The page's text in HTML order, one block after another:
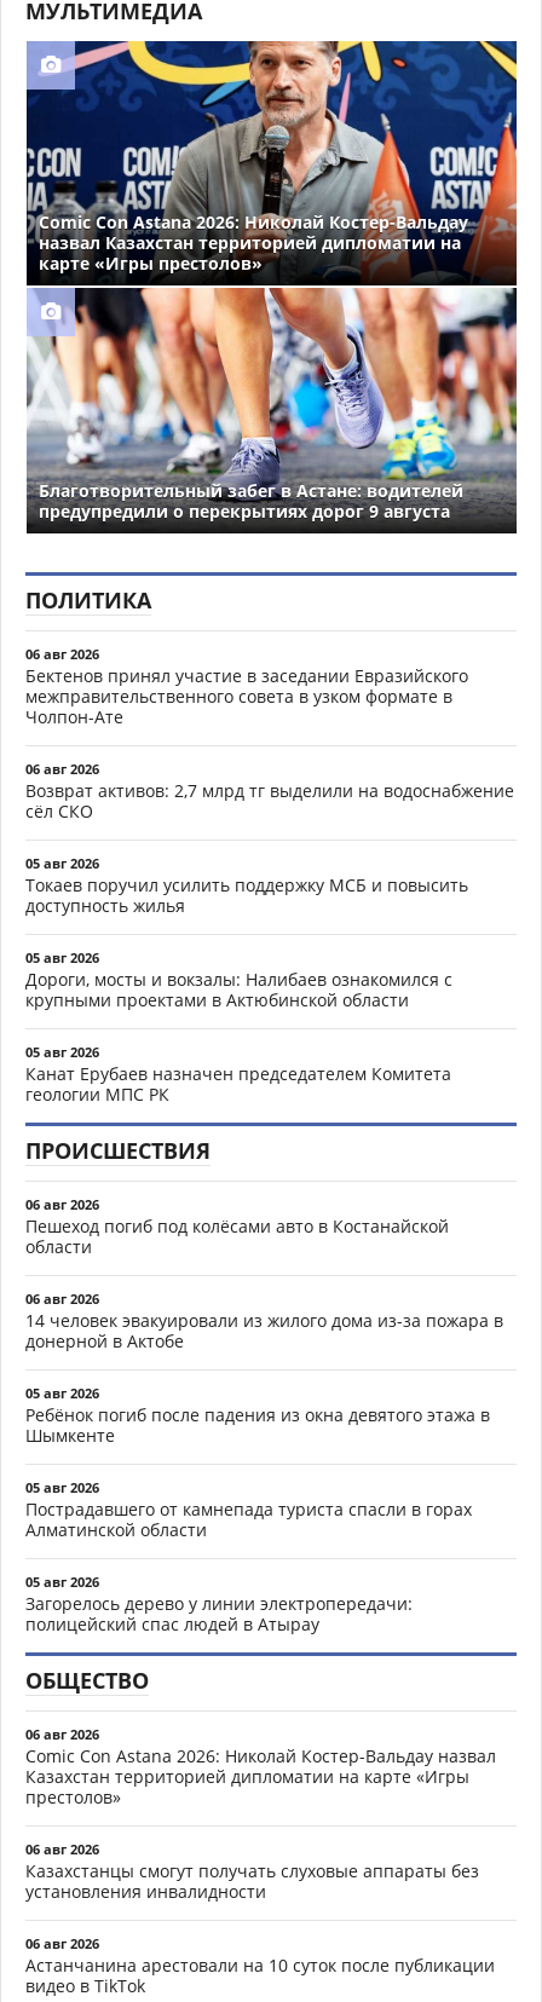
МУЛЬТИМЕДИА
Comic Con Astana 2026: Николай Костер-Вальдау
назвал Казахстан территорией дипломатии на
карте «Игры престолов»
Благотворительный забег в Астане: водителей
предупредили о перекрытиях дорог 9 августа
ПОЛИТИКА
06 авг 2026
Бектенов принял участие в заседании Евразийского
межправительственного совета в узком формате в
Чолпон-Ате
06 авг 2026
Возврат активов: 2,7 млрд тг выделили на водоснабжение
сёл СКО
05 авг 2026
Токаев поручил усилить поддержку МСБ и повысить
доступность жилья
05 авг 2026
Дороги, мосты и вокзалы: Налибаев ознакомился с
крупными проектами в Актюбинской области
05 авг 2026
Канат Ерубаев назначен председателем Комитета
геологии МПС РК
ПРОИСШЕСТВИЯ
06 авг 2026
Пешеход погиб под колёсами авто в Костанайской
области
06 авг 2026
14 человек эвакуировали из жилого дома из-за пожара в
донерной в Актобе
05 авг 2026
Ребёнок погиб после падения из окна девятого этажа в
Шымкенте
05 авг 2026
Пострадавшего от камнепада туриста спасли в горах
Алматинской области
05 авг 2026
Загорелось дерево у линии электропередачи:
полицейский спас людей в Атырау
ОБЩЕСТВО
06 авг 2026
Comic Con Astana 2026: Николай Костер-Вальдау назвал
Казахстан территорией дипломатии на карте «Игры
престолов»
06 авг 2026
Казахстанцы смогут получать слуховые аппараты без
установления инвалидности
06 авг 2026
Астанчанина арестовали на 10 суток после публикации
видео в TikTok